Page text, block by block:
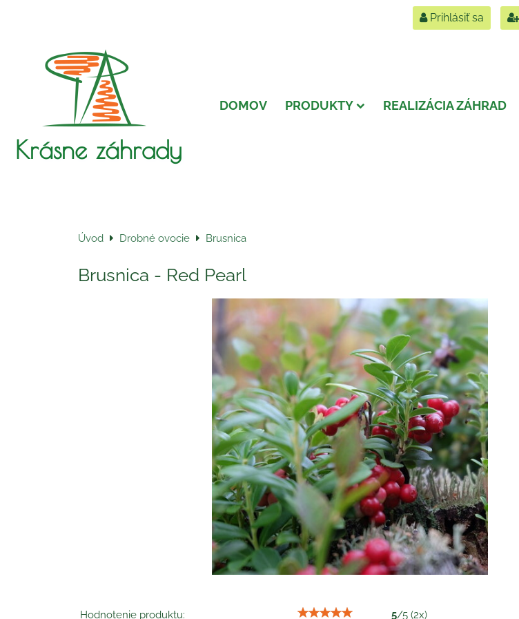
Prihlásiť sa
Krásne záhrady
DOMOV PRODUKTY REALIZÁCIA ZÁHRAD
Úvod Drobné ovocie Brusnica
Brusnica - Red Pearl
Hodnotenie produktu: 5/5 (2x)